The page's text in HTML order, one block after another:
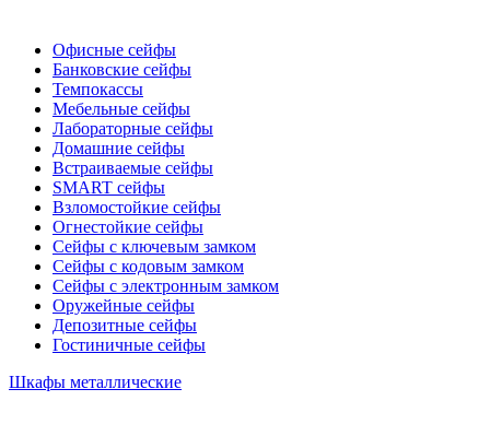
Офисные сейфы
Банковские сейфы
Темпокассы
Мебельные сейфы
Лабораторные сейфы
Домашние сейфы
Встраиваемые сейфы
SMART сейфы
Взломостойкие сейфы
Огнестойкие сейфы
Сейфы с ключевым замком
Сейфы с кодовым замком
Сейфы с электронным замком
Оружейные сейфы
Депозитные сейфы
Гостиничные сейфы
Шкафы металлические